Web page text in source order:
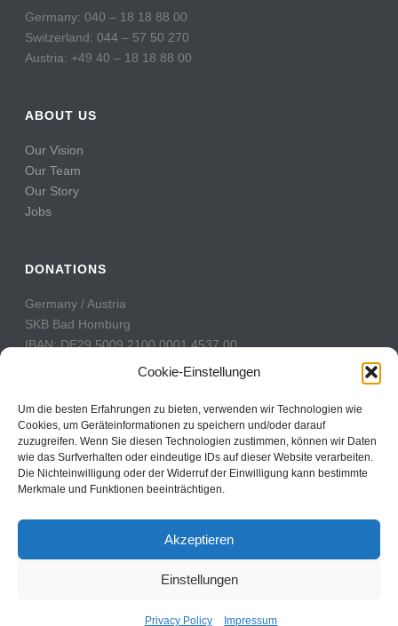
Cookie-Einstellungen
Um die besten Erfahrungen zu bieten, verwenden wir Technologien wie
Cookies, um Geräteinformationen zu speichern und/oder darauf
zuzugreifen. Wenn Sie diesen Technologien zustimmen, können wir Daten
wie das Surfverhalten oder eindeutige IDs auf dieser Website verarbeiten.
Die Nichteinwilligung oder der Widerruf der Einwilligung kann bestimmte
Merkmale und Funktionen beeinträchtigen.
Akzeptieren
Einstellungen
Privacy Policy Impressum
Germany: 040 – 18 18 88 00
Switzerland: 044 – 57 50 270
Austria: +49 40 – 18 18 88 00
ABOUT US
Our Vision
Our Team
Our Story
Jobs
DONATIONS
Germany / Austria
SKB Bad Homburg
IBAN: DE29 5009 2100 0001 4537 00
BIC: GENODE51BH2
Switzerland
PostFinance
Konto: 60-742493-7
IBAN: CH31 0900 0000 6074 2493 7
BIC: POFICHBEXXX
Contact